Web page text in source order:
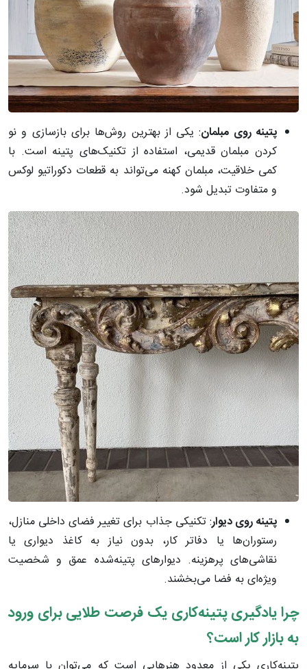
پتینه روی مبلمان: یکی از بهترین روش‌ها برای بازسازی و نو
کردن مبلمان قدیمی، استفاده از تکنیک‌های پتینه است. با
کمی خلاقیت، مبلمان کهنه می‌تواند به قطعات دکوراتیو لوکس
و متفاوت تبدیل شود.
پتینه روی دیوار: تکنیکی جذاب برای تغییر فضای داخلی منازل،
رستوران‌ها یا دفاتر کار، بدون نیاز به کاغذ دیواری یا
نقاشی‌های پرهزینه. دیوارهای پتینه‌شده عمق و شخصیت
ویژه‌ای به فضا می‌بخشند.
چرا یادگیری پتینه‌کاری یک فرصت طلایی برای ورود
به بازار کار است؟